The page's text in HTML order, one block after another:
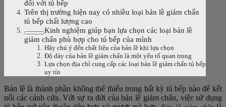
đối với tủ bếp
Trên thị trường hiện nay có nhiều loại bản lề giảm chấn
tủ bếp chất lượng cao
Kinh nghiệm giúp bạn lựa chọn các loại bản lề
giảm chấn phù hợp cho tủ bếp của mình
Hãy chú ý đến chất liệu của bản lề khi lựa chọn
Độ dày của bản lề giảm chấn là một yếu tố quan trọng
Lựa chọn địa chỉ cung cấp các loại bản lề giảm chấn tủ bếp
uy tín
Bản lề là thành phần không thể thiếu trong bất kỳ tủ bếp nào để kết
nối các cánh cửa. Với sự ra đời của bản lề giảm chấn, việc sử dụng